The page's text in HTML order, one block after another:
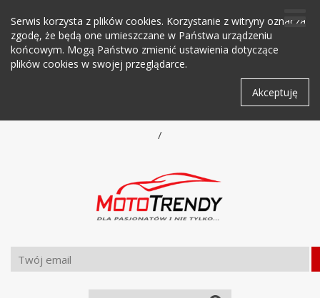
Serwis korzysta z plików cookies. Korzystanie z witryny oznacza
zgodę, że będą one umieszczane w Państwa urządzeniu
końcowym. Mogą Państwo zmienić ustawienia dotyczące
plików cookies w swojej przeglądarce.
Akceptuję
/